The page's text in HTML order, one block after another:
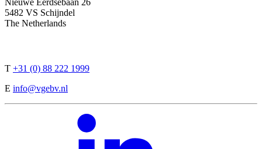
5482 VS Schijndel
The Netherlands
T +31 (0) 88 222 1999
E info@vgebv.nl